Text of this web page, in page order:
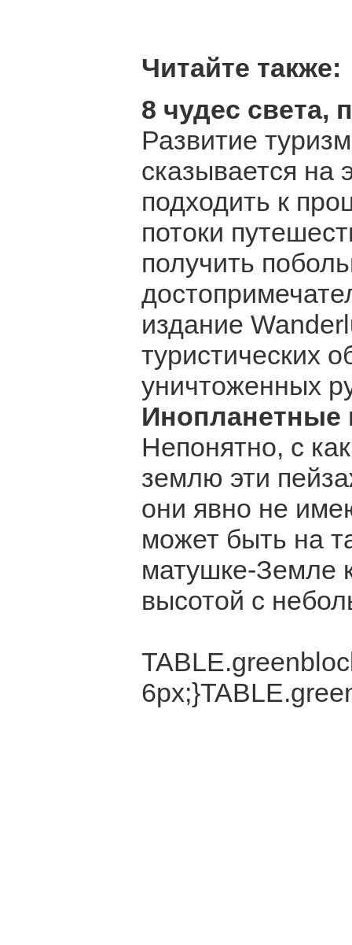
Читайте также:
8 чудес света,
Развитие
сказывается на
подходить к
потоки
получить
издание
туристических
уничтоженных
Инопланетные
Непонятно, с
землю эти
они явно не
может быть на
матушке-Земле
высотой с